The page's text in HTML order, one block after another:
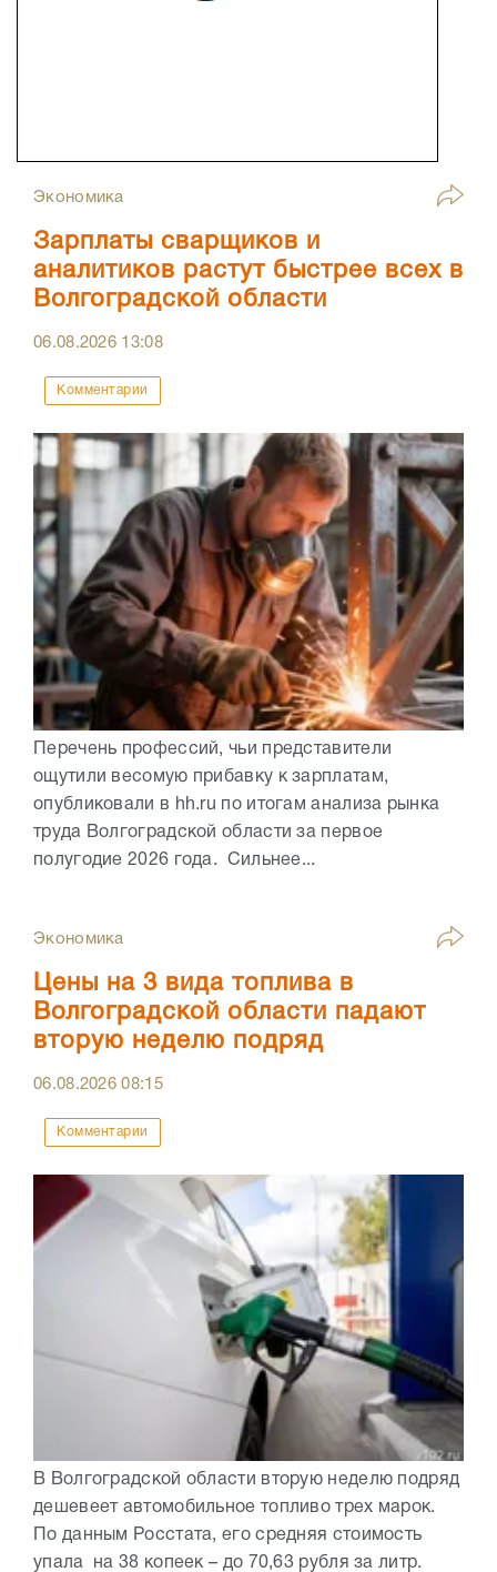
Экономика
Зарплаты сварщиков и
аналитиков растут быстрее всех в
Волгоградской области
06.08.2026 13:08
Комментарии
Перечень профессий, чьи представители
ощутили весомую прибавку к зарплатам,
опубликовали в hh.ru по итогам анализа рынка
труда Волгоградской области за первое
полугодие 2026 года. Сильнее...
Экономика
Цены на 3 вида топлива в
Волгоградской области падают
вторую неделю подряд
06.08.202608:15
Комментарии
В Волгоградской области вторую неделю подряд
дешевеет автомобильное топливо трех марок.
По данным Росстата, его средняя стоимость
упала на 38 копеек – до 70,63 рубля за литр.